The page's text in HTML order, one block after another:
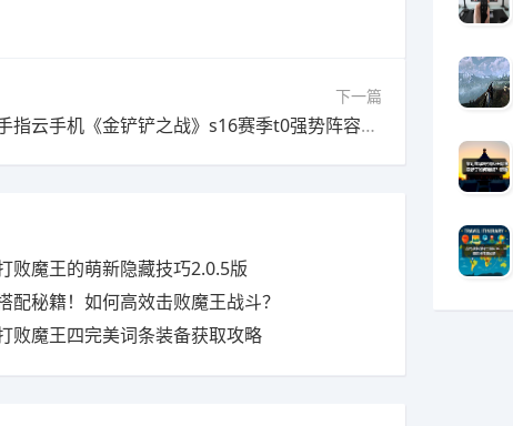
下一篇
下一篇：红手指云手机《金铲铲之战》s16赛季t0强势阵容推荐！版本答案，快速上分！
败魔王的萌新隐藏技巧2.0.5版
配秘籍！如何高效击败魔王战斗？
败魔王四完美词条装备获取攻略